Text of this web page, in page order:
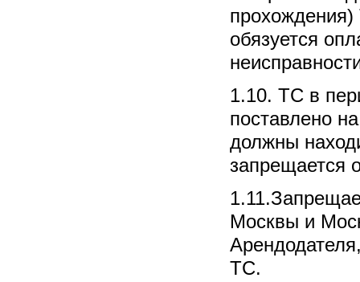
прохождения)
обязуется
1.10. ТС в
поставлено
должны
запрещается
Москвы и
ТС.